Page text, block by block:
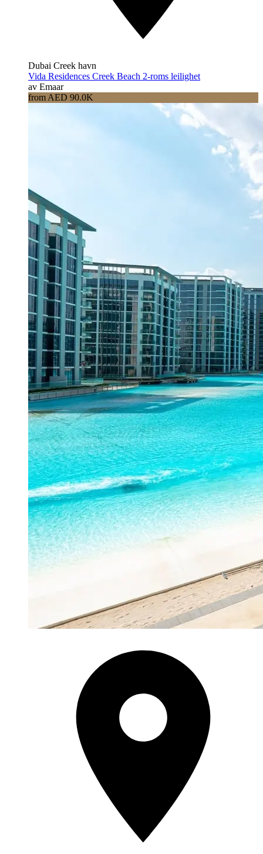
Dubai Creek havn
Vida Residences Creek Beach 2-roms leilighet
av Emaar
from AED 90.0K